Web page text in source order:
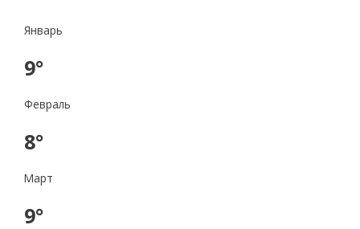
Январь
9°
Февраль
8°
Март
9°